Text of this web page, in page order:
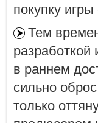
покупку
Тем
в раннем
сильно
только